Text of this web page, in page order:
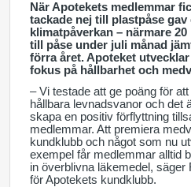
När Apotekets medlemmar
tackade nej till plastpåse
klimatpåverkan – närmare
till påse under juli månad
förra året. Apoteket
fokus på hållbarhet och
– Vi testade att ge poäng för
hållbara levnadsvanor och det
skapa en positiv förflyttning
medlemmar. Att premiera
kundklubb och något som nu
exempel får medlemmar alltid
in överblivna läkemedel,
för Apotekets kundklubb.